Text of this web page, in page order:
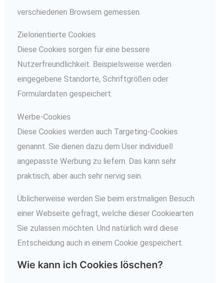
verschiedenen Browsern gemessen.
Zielorientierte Cookies
Diese Cookies sorgen für eine bessere
Nutzerfreundlichkeit. Beispielsweise werden
eingegebene Standorte, Schriftgrößen oder
Formulardaten gespeichert.
Werbe-Cookies
Diese Cookies werden auch Targeting-Cookies
genannt. Sie dienen dazu dem User individuell
angepasste Werbung zu liefern. Das kann sehr
praktisch, aber auch sehr nervig sein.
Üblicherweise werden Sie beim erstmaligen Besuch
einer Webseite gefragt, welche dieser Cookiearten
Sie zulassen möchten. Und natürlich wird diese
Entscheidung auch in einem Cookie gespeichert.
Wie kann ich Cookies löschen?